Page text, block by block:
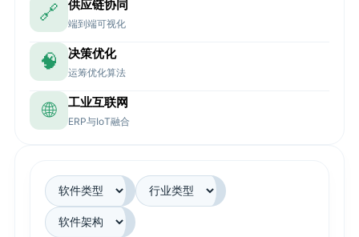
🔗 供应链协同
端到端可视化
🧠 决策优化
运筹优化算法
🌐 工业互联网
ERP与IoT融合